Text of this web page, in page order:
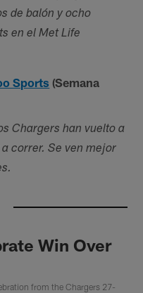
de balón y ocho
en el Met Life
Sports (Semana
Chargers han vuelto a
correr. Se ven mejor
Win Over
from the Chargers 27-